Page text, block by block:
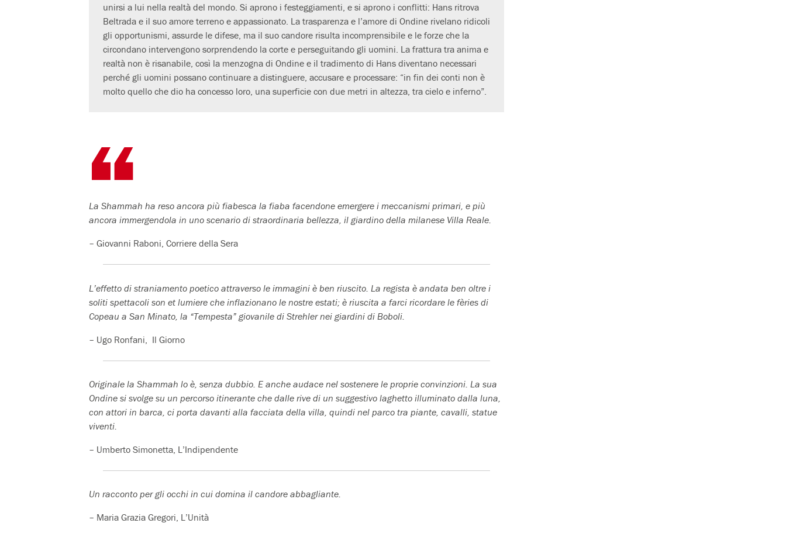
unirsi a lui nella realtà del mondo. Si aprono i festeggiamenti, e si aprono i conflitti: Hans ritrova
Beltrada e il suo amore terreno e appassionato. La trasparenza e l’amore di Ondine rivelano ridicoli
gli opportunismi, assurde le difese, ma il suo candore risulta incomprensibile e le forze che la
circondano intervengono sorprendendo la corte e perseguitando gli uomini. La frattura tra anima e
realtà non è risanabile, così la menzogna di Ondine e il tradimento di Hans diventano necessari
perché gli uomini possano continuare a distinguere, accusare e processare: “in fin dei conti non è
molto quello che dio ha concesso loro, una superficie con due metri in altezza, tra cielo e inferno”.
La Shammah ha reso ancora più fiabesca la fiaba facendone emergere i meccanismi primari, e più
ancora immergendola in uno scenario di straordinaria bellezza, il giardino della milanese Villa Reale.
– Giovanni Raboni, Corriere della Sera
L’effetto di straniamento poetico attraverso le immagini è ben riuscito. La regista è andata ben oltre i
soliti spettacoli son et lumiere che inflazionano le nostre estati; è riuscita a farci ricordare le fèries di
Copeau a San Minato, la “Tempesta” giovanile di Strehler nei giardini di Boboli.
– Ugo Ronfani, Il Giorno
Originale la Shammah lo è, senza dubbio. E anche audace nel sostenere le proprie convinzioni. La sua
Ondine si svolge su un percorso itinerante che dalle rive di un suggestivo laghetto illuminato dalla luna,
con attori in barca, ci porta davanti alla facciata della villa, quindi nel parco tra piante, cavalli, statue
viventi.
– Umberto Simonetta, L’Indipendente
Un racconto per gli occhi in cui domina il candore abbagliante.
– Maria Grazia Gregori, L’Unità